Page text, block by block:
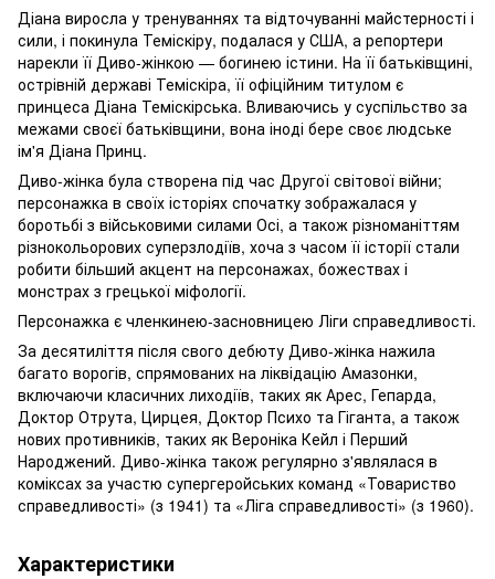
Діана виросла у тренуваннях та відточуванні майстерності і
сили, і покинула Теміскіру, подалася у США, а репортери
нарекли її Диво-жінкою — богинею істини. На її батьківщині,
острівній державі Теміскіра, її офіційним титулом є
принцеса Діана Теміскірська. Вливаючись у суспільство за
межами своєї батьківщини, вона іноді бере своє людське
ім'я Діана Принц.
Диво-жінка була створена під час Другої світової війни;
персонажка в своїх історіях спочатку зображалася у
боротьбі з військовими силами Осі, а також різноманіттям
різнокольорових суперзлодіїв, хоча з часом її історії стали
робити більший акцент на персонажах, божествах і
монстрах з грецької міфології.
Персонажка є членкинею-засновницею Ліги справедливості.
За десятиліття після свого дебюту Диво-жінка нажила
багато ворогів, спрямованих на ліквідацію Амазонки,
включаючи класичних лиходіїв, таких як Арес, Гепарда,
Доктор Отрута, Цирцея, Доктор Психо та Гіганта, а також
нових противників, таких як Вероніка Кейл і Перший
Народжений. Диво-жінка також регулярно з'являлася в
коміксах за участю супергеройських команд «Товариство
справедливості» (з 1941) та «Ліга справедливості» (з 1960).
Характеристики